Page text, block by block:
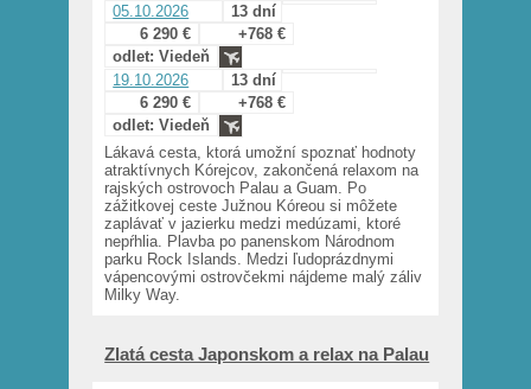
05.10.2026
13 dní
6 290 €
+768 €
odlet: Viedeň
19.10.2026
13 dní
6 290 €
+768 €
odlet: Viedeň
Lákavá cesta, ktorá umožní spoznať hodnoty
atraktívnych Kórejcov, zakončená relaxom na
rajských ostrovoch Palau a Guam. Po
zážitkovej ceste Južnou Kóreou si môžete
zaplávať v jazierku medzi medúzami, ktoré
nepŕhlia. Plavba po panenskom Národnom
parku Rock Islands. Medzi ľudoprázdnymi
vápencovými ostrovčekmi nájdeme malý záliv
Milky Way.
Zlatá cesta Japonskom a relax na Palau